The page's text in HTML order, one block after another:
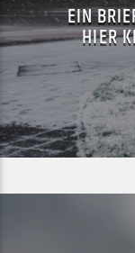
EIN
HIER